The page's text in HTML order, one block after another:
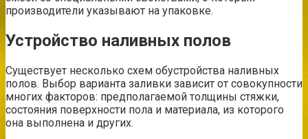
производители указывают на упаковке.
Устройство наливных полов
Существует несколько схем обустройства наливных
полов. Выбор варианта заливки зависит от совокупности
многих факторов: предполагаемой толщины стяжки,
состояния поверхности пола и материала, из которого
она выполнена и других.